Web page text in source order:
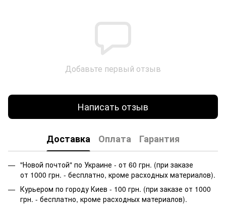
Добавьте первый отзыв
Написать отзыв
Доставка Оплата Гарантия
"Новой почтой" по Украине - от 60 грн. (при заказе
от 1000 грн. - бесплатно, кроме расходных материалов).
Курьером по городу Киев - 100 грн. (при заказе от 1000
грн. - бесплатно, кроме расходных материалов).